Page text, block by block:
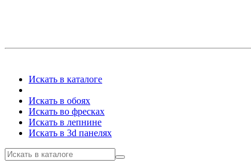
Искать в каталоге
Искать в обоях
Искать во фресках
Искать в лепнине
Искать в 3d панелях